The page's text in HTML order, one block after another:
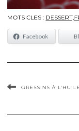
MOTS CLES :
Facebook
GRESSINS À